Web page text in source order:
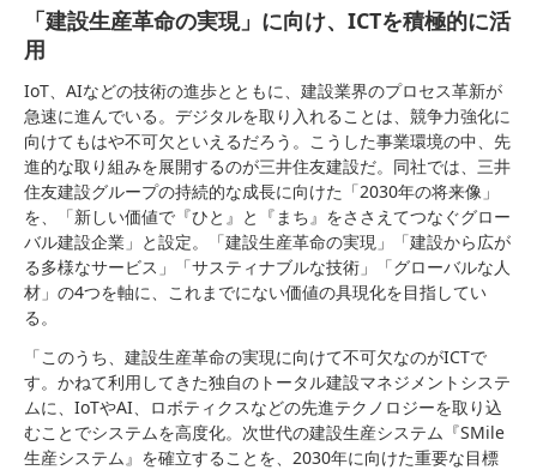
「建設生産革命の実現」に向け、ICTを積極的に活
用
IoT、AIなどの技術の進歩とともに、建設業界のプロセス革新が
急速に進んでいる。デジタルを取り入れることは、競争力強化に
向けてもはや不可欠といえるだろう。こうした事業環境の中、先
進的な取り組みを展開するのが三井住友建設だ。同社では、三井
住友建設グループの持続的な成長に向けた「2030年の将来像」
を、「新しい価値で『ひと』と『まち』をささえてつなぐグロー
バル建設企業」と設定。「建設生産革命の実現」「建設から広が
る多様なサービス」「サスティナブルな技術」「グローバルな人
材」の4つを軸に、これまでにない価値の具現化を目指してい
る。
「このうち、建設生産革命の実現に向けて不可欠なのがICTで
す。かねて利用してきた独自のトータル建設マネジメントシステ
ムに、IoTやAI、ロボティクスなどの先進テクノロジーを取り込
むことでシステムを高度化。次世代の建設生産システム『SMile
生産システム』を確立することを、2030年に向けた重要な目標